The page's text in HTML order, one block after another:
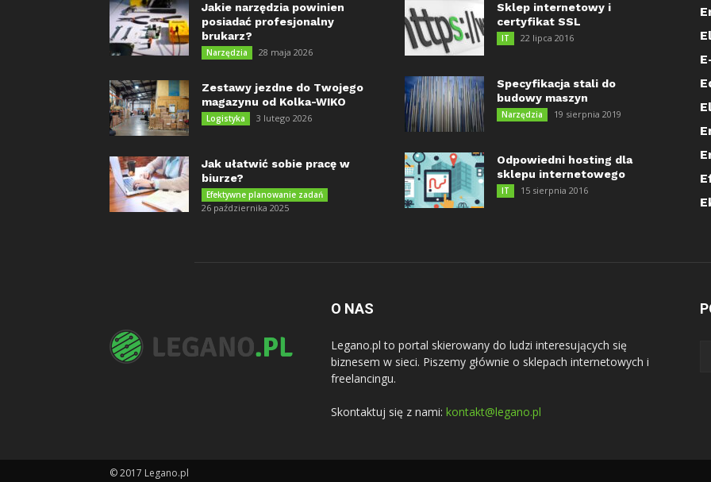
Jakie narzędzia powinien
posiadać profesjonalny
brukarz?
Narzędzia 28 maja 2026
Zestawy jezdne do Twojego
magazynu od Kolka-WIKO
Logistyka 3 lutego 2026
Jak ułatwić sobie pracę w
biurze?
Efektywne planowanie zadań
26 października 2025
Sklep internetowy i
certyfikat SSL
IT 22 lipca 2016
Specyfikacja stali do
budowy maszyn
Narzędzia 19 sierpnia 2019
Odpowiedni hosting dla
sklepu internetowego
IT 15 sierpnia 2016
O NAS
Legano.pl to portal skierowany do ludzi interesujących się
biznesem w sieci. Piszemy głównie o sklepach internetowych i
freelancingu.
Skontaktuj się z nami: kontakt@legano.pl
© 2017 Legano.pl